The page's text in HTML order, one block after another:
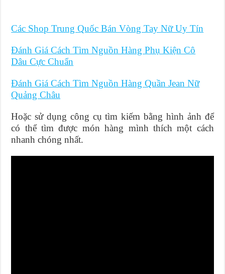
Các Shop Trung Quốc Bán Vòng Tay Nữ Uy Tín
Đánh Giá Cách Tìm Nguồn Hàng Phụ Kiện Cô
Dâu Cực Chuẩn
Đánh Giá Cách Tìm Nguồn Hàng Quần Jean Nữ
Quảng Châu
Hoặc sử dụng công cụ tìm kiếm bằng hình ảnh để
có thể tìm được món hàng mình thích một cách
nhanh chóng nhất.